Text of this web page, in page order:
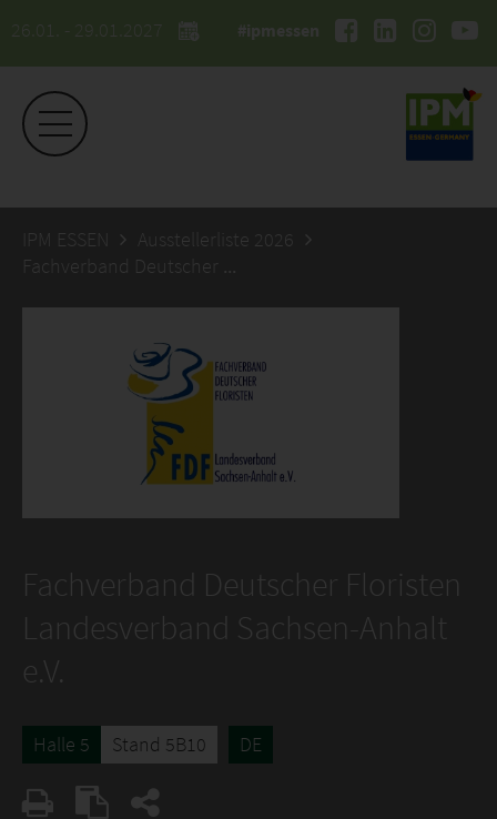
26.01. - 29.01.2027 #ipmessen
IPM ESSEN
Ausstellerliste 2026
Fachverband Deutscher Floristen Landesverband Sachsen-Anhalt e.V.
Fachverband Deutscher Floristen
Landesverband Sachsen-Anhalt
e.V.
Halle 5 Stand 5B10 DE